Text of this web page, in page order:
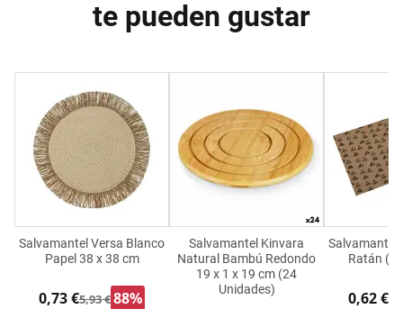
te pueden gustar
Salvamantel Versa Blanco
Papel 38 x 38 cm
0,73 €5,93 €88%
Salvamantel Kinvara
Natural Bambú Redondo
19 x 1 x 19 cm (24
Unidades)
Salvamantel
Ratán
0,62 €